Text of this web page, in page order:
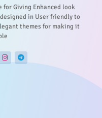
for Giving Enhanced look
in User friendly to
themes for making it